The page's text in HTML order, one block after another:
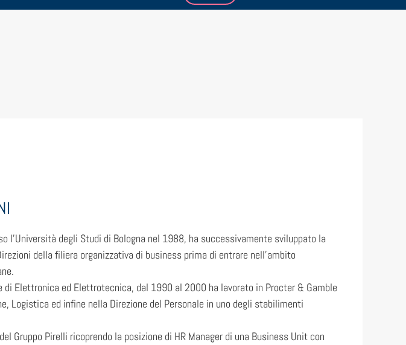
l’Università degli Studi di Bologna nel 1988, ha successivamente sviluppato la
della filiera organizzativa di business prima di entrare nell’ambito
di Elettronica ed Elettrotecnica, dal 1990 al 2000 ha lavorato in Procter & Gamble
Logistica ed infine nella Direzione del Personale in uno degli stabilimenti
Gruppo Pirelli ricoprendo la posizione di HR Manager di una Business Unit con